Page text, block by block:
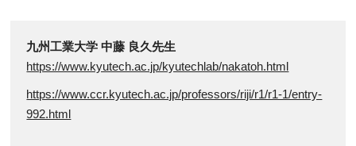
九州工業大学 中藤 良久先生
https://www.kyutech.ac.jp/kyutechlab/nakatoh.html
https://www.ccr.kyutech.ac.jp/professors/riji/r1/r1-1/entry-
992.html